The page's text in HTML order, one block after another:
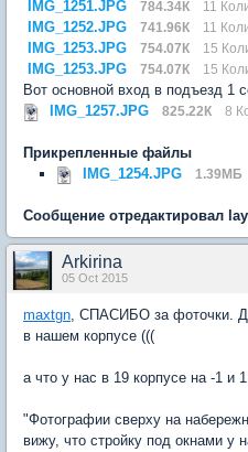
IMG_1251.JPG 784.34К 11
IMG_1252.JPG 741.96К 11
IMG_1253.JPG 754.07К 15
IMG_1253.JPG 754.07К 15
Вот основной вход в подъезд 1
IMG_1257.JPG
825.22К 8
Прикрепленные файлы
IMG_1254.JPG
1.39МБ
Сообщение отредактировал
Arkirina
05 Oct 2015
maxtgn, СПАСИБО за фоточки.
в нашем корпусе (((
а что у нас в 19 корпусе на -1 и
"Фотографии сверху на
вижу, что стройку под окнами у